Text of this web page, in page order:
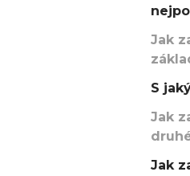
Jak
S
Jak
Jak